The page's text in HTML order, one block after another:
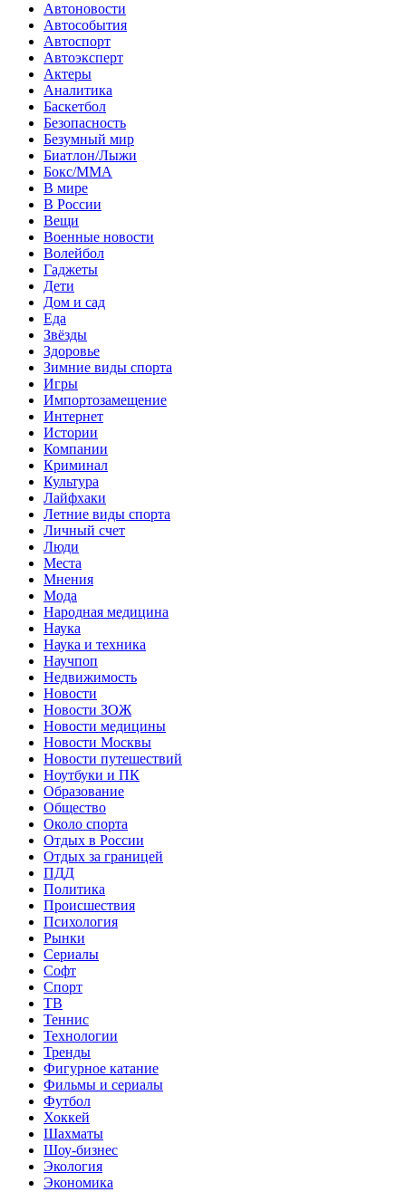
Автоновости
Автособытия
Автоспорт
Автоэксперт
Актеры
Аналитика
Баскетбол
Безопасность
Безумный мир
Биатлон/Лыжи
Бокс/MMA
В мире
В России
Вещи
Военные новости
Волейбол
Гаджеты
Дети
Дом и сад
Еда
Звёзды
Здоровье
Зимние виды спорта
Игры
Импортозамещение
Интернет
Истории
Компании
Криминал
Культура
Лайфхаки
Летние виды спорта
Личный счет
Люди
Места
Мнения
Мода
Народная медицина
Наука
Наука и техника
Научпоп
Недвижимость
Новости
Новости ЗОЖ
Новости медицины
Новости Москвы
Новости путешествий
Ноутбуки и ПК
Образование
Общество
Около спорта
Отдых в России
Отдых за границей
ПДД
Политика
Происшествия
Психология
Рынки
Сериалы
Софт
Спорт
ТВ
Теннис
Технологии
Тренды
Фигурное катание
Фильмы и сериалы
Футбол
Хоккей
Шахматы
Шоу-бизнес
Экология
Экономика